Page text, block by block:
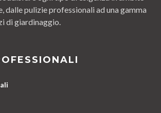
dalle pulizie professionali ad una gamma
di giardinaggio.